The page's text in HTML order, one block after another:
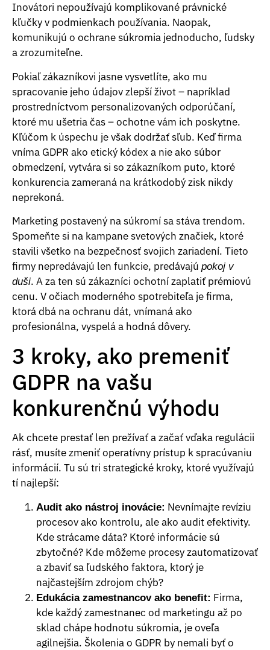
Inovátori nepoužívajú komplikované právnické
kľučky v podmienkach používania. Naopak,
komunikujú o ochrane súkromia jednoducho, ľudsky
a zrozumiteľne.
Pokiaľ zákazníkovi jasne vysvetlíte, ako mu
spracovanie jeho údajov zlepší život – napríklad
prostredníctvom personalizovaných odporúčaní,
ktoré mu ušetria čas – ochotne vám ich poskytne.
Kľúčom k úspechu je však dodržať sľub. Keď firma
vníma GDPR ako etický kódex a nie ako súbor
obmedzení, vytvára si so zákazníkom puto, ktoré
konkurencia zameraná na krátkodobý zisk nikdy
neprekoná.
Marketing postavený na súkromí sa stáva trendom.
Spomeňte si na kampane svetových značiek, ktoré
stavili všetko na bezpečnosť svojich zariadení. Tieto
firmy nepredávajú len funkcie, predávajú pokoj v
duši. A za ten sú zákazníci ochotní zaplatiť prémiovú
cenu. V očiach moderného spotrebiteľa je firma,
ktorá dbá na ochranu dát, vnímaná ako
profesionálna, vyspelá a hodná dôvery.
3 kroky, ako premeniť
GDPR na vašu
konkurenčnú výhodu
Ak chcete prestať len prežívať a začať vďaka regulácii
rásť, musíte zmeniť operatívny prístup k spracúvaniu
informácií. Tu sú tri strategické kroky, ktoré využívajú
tí najlepší:
Audit ako nástroj inovácie: Nevnímajte revíziu
procesov ako kontrolu, ale ako audit efektivity.
Kde strácame dáta? Ktoré informácie sú
zbytočné? Kde môžeme procesy zautomatizovať
a zbaviť sa ľudského faktora, ktorý je
najčastejším zdrojom chýb?
Edukácia zamestnancov ako benefit: Firma,
kde každý zamestnanec od marketingu až po
sklad chápe hodnotu súkromia, je oveľa
agilnejšia. Školenia o GDPR by nemali byť o